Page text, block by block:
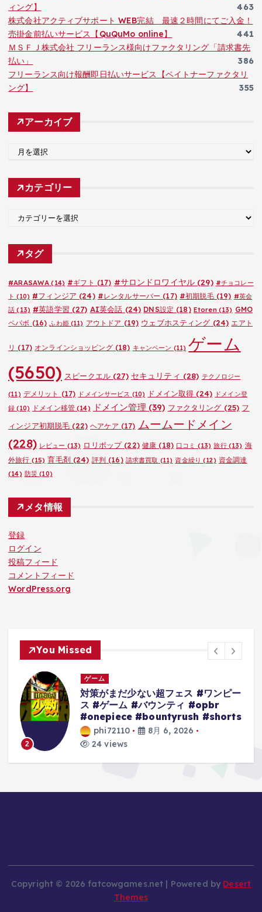
ィング】
463
株式会社アクティブサポート WEB完結 最速２時間にてご入金！
売掛金前払いサービス【QuQuMo online】
441
ＭＳＦＪ株式会社 フリーランス様向けファクタリング「請求書先
払い」
386
フリーランス向け報酬即日払いサービス【ペイトナーファクタリ
ング】
355
アーカイブ
カ
カテゴリー
ゴ
タグ
#ARASAWA (14) #ギフト (17) #サロンドロワイヤル(29) #チョコレー
ト (10) #フィンジア (24) #レンタルサーバー (17) #初期脱毛(19) #英会
話 (13) #英語学習 (27) AI英会話 (24) DNS設定 (18) Etoren(13) GMO
ペパボ (16) ふわ姫(11) アウトドア (19) ウェブホスティング (24) エアト
リ (17) オンラインショッピング(18) キャンペーン (11) ゲーム
(5650) スピークエル(27) セキュリティ (28) テクノロジー
(11) デメリット (17) ドメインサービス (10) ドメイン取得 (24) ドメイン登
録 (10) ドメイン移管(14) ドメイン管理 (39) ファクタリング (25) フ
ィンジア初期脱毛 (22) ヘアケア (17) ムームードメイン
(228) レビュー (13) ロリポップ(22) 健康 (18) 口コミ (13) 旅行(13) 海
外旅行 (15) 育毛剤(24) 評判 (16) 請求書買取 (11) 資金繰り (12) 資金調達
(14) 防災 (10)
メタ情報
登録
ログイン
投稿フィード
コメントフィード
WordPress.org
You Missed
3
ゲーム
【ブロスタ】ICM vs CR6月マンスリ
ー準々決勝 #ブロスタ #brawlstars
#ゲーム #shorts
phi72110
8月 6, 2026
25 views
Copyright © 2026 fatcowgames.net | Powered by Desert
Themes